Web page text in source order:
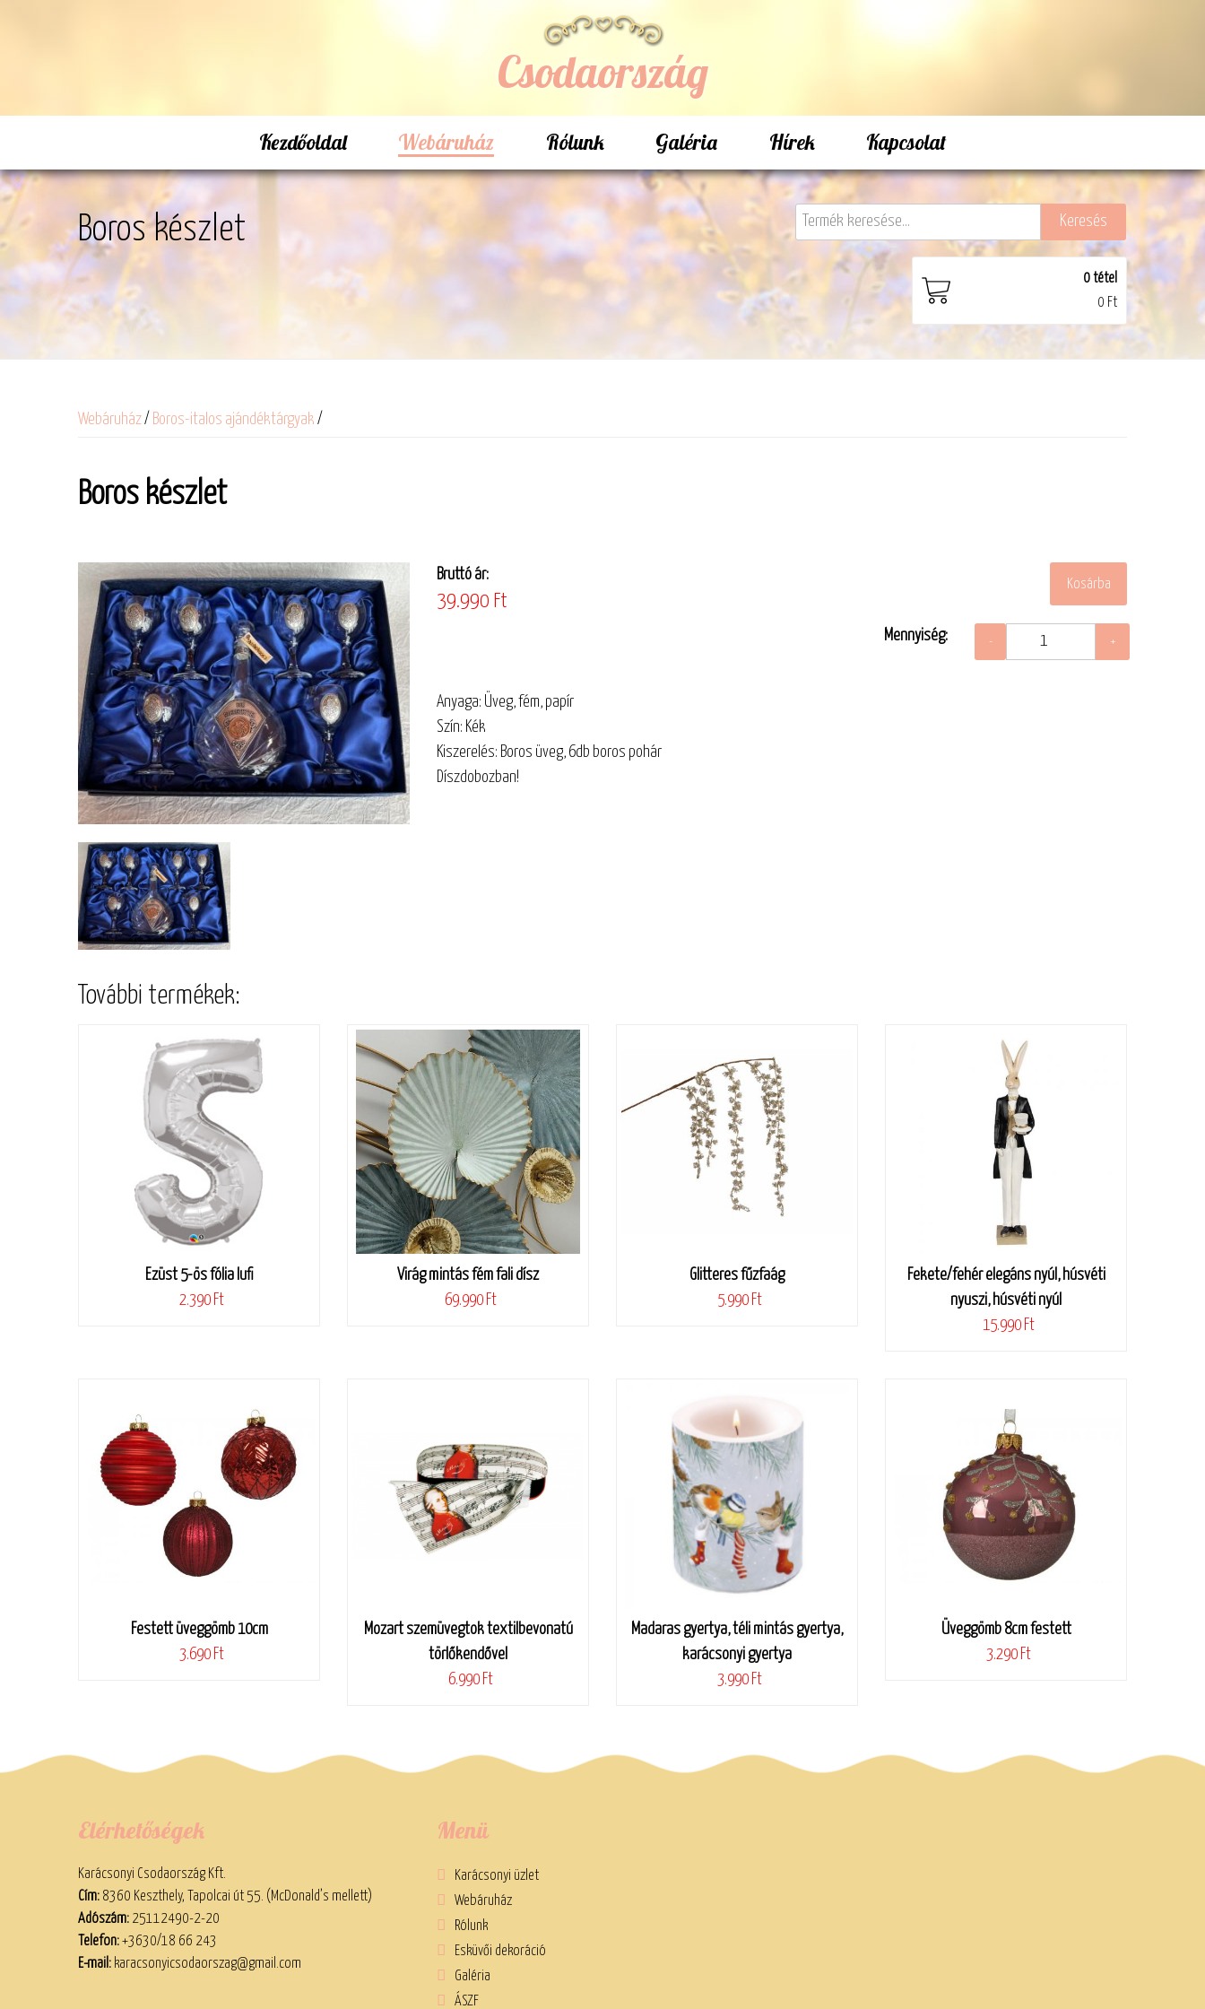
Csodaország
Kezdőoldal Webáruház Rólunk Galéria Hírek Kapcsolat
Boros készlet
0tétel
0 Ft
Webáruház/ Boros-italos ajándéktárgyak /
Boros készlet
Bruttó ár:
39.990 Ft
Mennyiség:
Anyaga: Üveg, fém, papír
Szín: Kék
Kiszerelés: Boros üveg, 6db boros pohár
Díszdobozban!
További termékek:
Ezüst 5-ös fólia lufi
2.390 Ft
Virág mintás fém fali dísz
69.990 Ft
Glitteres fűzfaág
5.990 Ft
Fekete/fehér elegáns nyúl, húsvéti
nyuszi, húsvéti nyúl
15.990 Ft
Festett üveggömb 10cm
3.690 Ft
Mozart szemüvegtok textilbevonatú
törlőkendővel
6.990 Ft
Madaras gyertya, téli mintás gyertya,
karácsonyi gyertya
3.990 Ft
Üveggömb 8cm festett
3.290 Ft
Elérhetőségek
Karácsonyi Csodaország Kft.
Cím: 8360 Keszthely, Tapolcai út 55. (McDonald’s mellett)
Adószám: 25112490-2-20
Telefon:+3630/18 66 243
E-mail: karacsonyicsodaorszag@gmail.com
Menü
Karácsonyi üzlet
Webáruház
Rólunk
Esküvői dekoráció
Galéria
ÁSZF